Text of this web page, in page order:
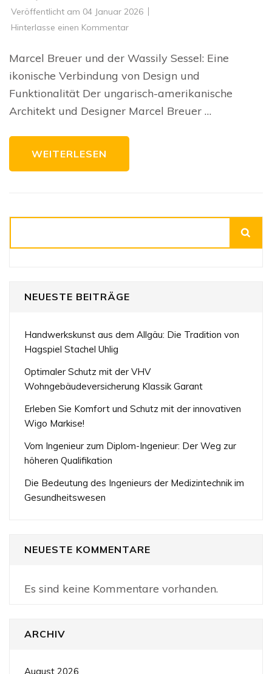
Veröffentlicht am 04 Januar 2026
Hinterlasse einen Kommentarzu
Eleganz
des
Breuer
Sessels
Marcel Breuer und der Wassily Sessel: Eine
ikonische Verbindung von Design und
Funktionalität Der ungarisch-amerikanische
Architekt und Designer Marcel Breuer …
WEITERLESEN
NEUESTE BEITRÄGE
Handwerkskunst aus dem Allgäu: Die Tradition von
Hagspiel Stachel Uhlig
Optimaler Schutz mit der VHV
Wohngebäudeversicherung Klassik Garant
Erleben Sie Komfort und Schutz mit der innovativen
Wigo Markise!
Vom Ingenieur zum Diplom-Ingenieur: Der Weg zur
höheren Qualifikation
Die Bedeutung des Ingenieurs der Medizintechnik im
Gesundheitswesen
NEUESTE KOMMENTARE
Es sind keine Kommentare vorhanden.
ARCHIV
August 2026